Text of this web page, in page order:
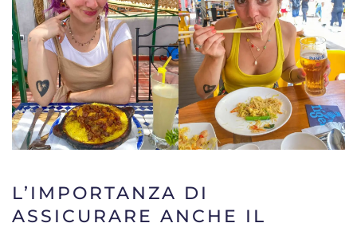
L’IMPORTANZA DI
ASSICURARE ANCHE IL